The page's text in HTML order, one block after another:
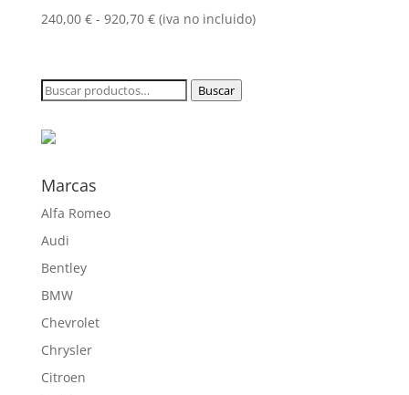
920,70 €
240,00 € - 920,70 €Rango
desde
240,00 €
(iva no incluido)
Buscar
Buscar
Marcas
Alfa Romeo
Audi
Bentley
BMW
Chevrolet
Chrysler
Citroen